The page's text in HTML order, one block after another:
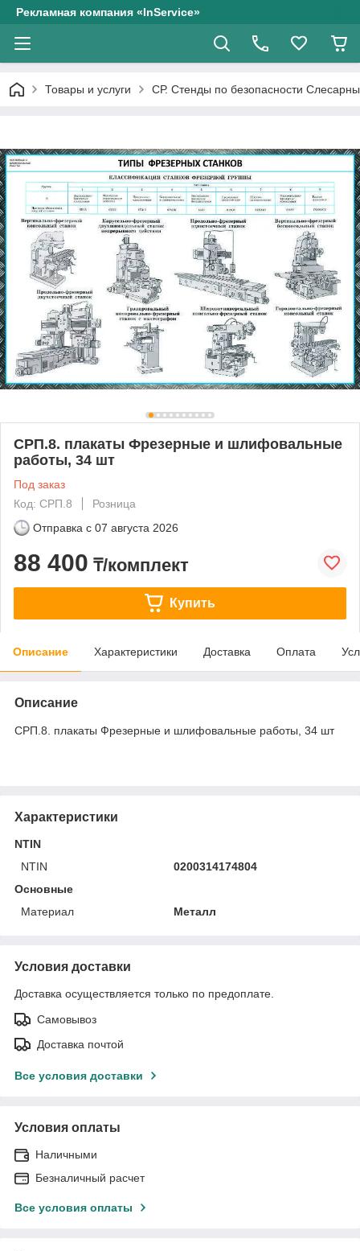
Рекламная компания «InService»
Товары и услуги СР. Стенды по безопасности
СРП.8. плакаты Фрезерные и шлифовальные
работы, 34 шт
Под заказ
Код: СРП.8
Розница
Отправка с 07 августа 2026
88 400 ₸/комплект
Купить
Описание Характеристики Доставка Оплата
Описание
СРП.8. плакаты Фрезерные и шлифовальные работы, 34 шт
Характеристики
NTIN
NTIN
0200314174804
Основные
Материал
Металл
Условия доставки
Доставка осуществляется только по предоплате.
Самовывоз
Доставка почтой
Все условия доставки
Условия оплаты
Наличными
Безналичный расчет
Все условия оплаты